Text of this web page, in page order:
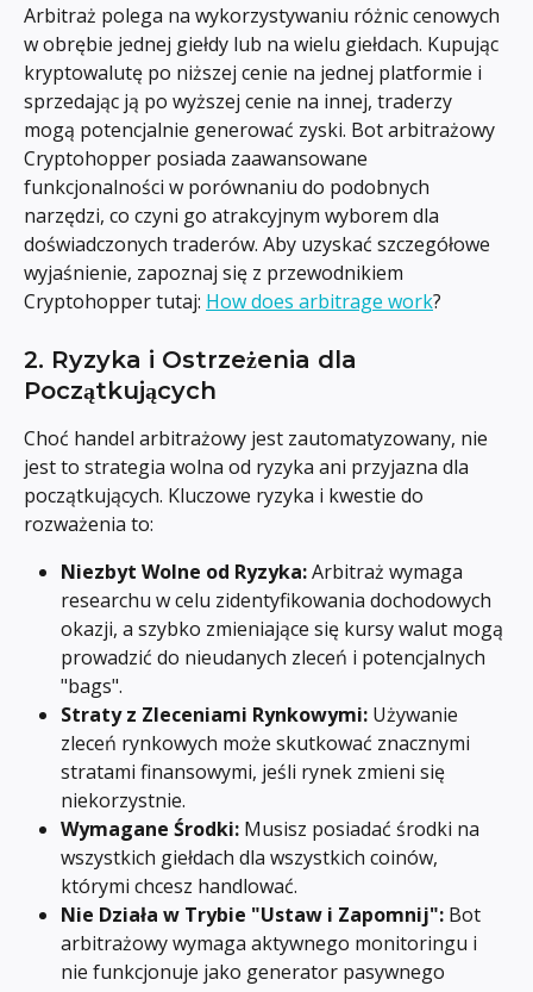
Arbitraż polega na wykorzystywaniu różnic cenowych
w obrębie jednej giełdy lub na wielu giełdach. Kupując
kryptowalutę po niższej cenie na jednej platformie i
sprzedając ją po wyższej cenie na innej, traderzy
mogą potencjalnie generować zyski. Bot arbitrażowy
Cryptohopper posiada zaawansowane
funkcjonalności w porównaniu do podobnych
narzędzi, co czyni go atrakcyjnym wyborem dla
doświadczonych traderów. Aby uzyskać szczegółowe
wyjaśnienie, zapoznaj się z przewodnikiem
Cryptohopper tutaj: How does arbitrage work?
2. Ryzyka i Ostrzeżenia dla
Początkujących
Choć handel arbitrażowy jest zautomatyzowany, nie
jest to strategia wolna od ryzyka ani przyjazna dla
początkujących. Kluczowe ryzyka i kwestie do
rozważenia to:
Niezbyt Wolne od Ryzyka: Arbitraż wymaga
researchu w celu zidentyfikowania dochodowych
okazji, a szybko zmieniające się kursy walut mogą
prowadzić do nieudanych zleceń i potencjalnych
"bags".
Straty z Zleceniami Rynkowymi: Używanie
zleceń rynkowych może skutkować znacznymi
stratami finansowymi, jeśli rynek zmieni się
niekorzystnie.
Wymagane Środki: Musisz posiadać środki na
wszystkich giełdach dla wszystkich coinów,
którymi chcesz handlować.
Nie Działa w Trybie "Ustaw i Zapomnij": Bot
arbitrażowy wymaga aktywnego monitoringu i
nie funkcjonuje jako generator pasywnego